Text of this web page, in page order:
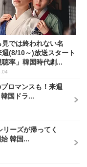
見では終われない名
週(8/10～)放送スタート
聴率」韓国時代劇...
ロマンスも！来週
国ドラ...
ーズが帰ってく
韓国...